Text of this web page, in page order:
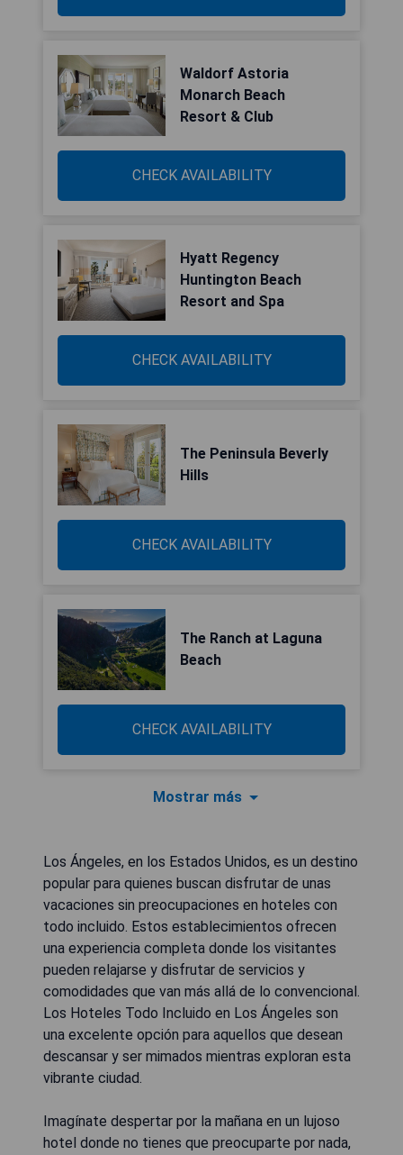
Waldorf Astoria
Monarch Beach
Resort & Club
CHECK AVAILABILITY
Hyatt Regency
Huntington Beach
Resort and Spa
CHECK AVAILABILITY
The Peninsula Beverly
Hills
CHECK AVAILABILITY
The Ranch at Laguna
Beach
CHECK AVAILABILITY
Mostrar más
Los Ángeles, en los Estados Unidos, es un destino
popular para quienes buscan disfrutar de unas
vacaciones sin preocupaciones en hoteles con
todo incluido. Estos establecimientos ofrecen
una experiencia completa donde los visitantes
pueden relajarse y disfrutar de servicios y
comodidades que van más allá de lo convencional.
Los Hoteles Todo Incluido en Los Ángeles son
una excelente opción para aquellos que desean
descansar y ser mimados mientras exploran esta
vibrante ciudad.
Imagínate despertar por la mañana en un lujoso
hotel donde no tienes que preocuparte por nada,